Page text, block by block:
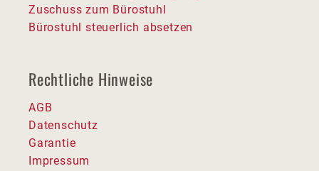
Zuschuss zum Bürostuhl
Bürostuhl steuerlich absetzen
Rechtliche Hinweise
AGB
Datenschutz
Garantie
Impressum